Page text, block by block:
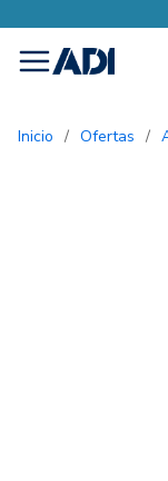
menu
Inicio / Ofertas /